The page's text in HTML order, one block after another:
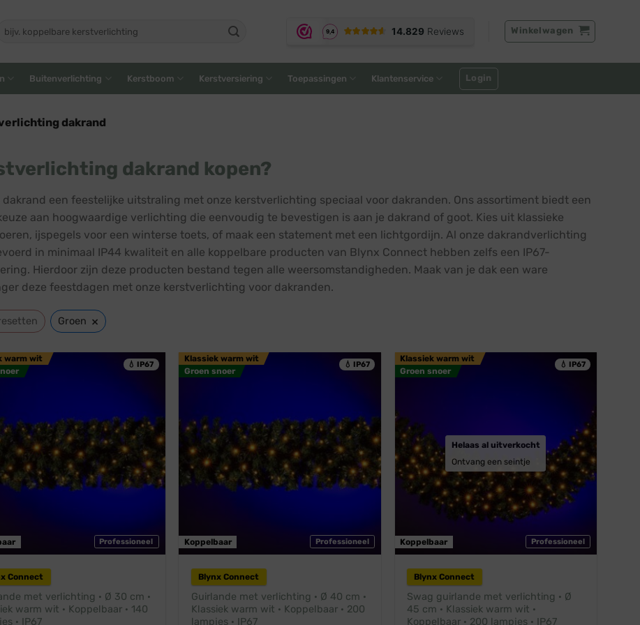
naar:
Winkelwagen
Buitenverlichting Kerstboom Kerstversiering Toepassingen Klantenservice Login
dakrand
dakrand kopen?
dakrand een feestelijke uitstraling met onze kerstverlichting speciaal voor dakranden. Ons assortiment biedt een
aan hoogwaardige verlichting die eenvoudig te bevestigen is aan je dakrand of goot. Kies uit klassieke
ijspegels voor een winterse toets, of maak een statement met een lichtgordijn. Al onze dakrandverlichting
in minimaal IP44 kwaliteit en alle koppelbare producten van Blynx Connect hebben zelfs een IP67-
Hierdoor zijn deze producten bestand tegen alle weersomstandigheden. Maak van je dak een ware
deze feestdagen met onze kerstverlichting voor dakranden.
Groen ×
💧 IP67
Professioneel
warm wit
Connect
met verlichting · Ø 30 cm ·
warm wit · Koppelbaar · 140
· IP67
💧 IP67
Professioneel
Klassiek warm wit
Groen snoer
Koppelbaar
Blynx Connect
Guirlande met verlichting · Ø 40 cm ·
Klassiek warm wit · Koppelbaar · 200
lampjes · IP67
💧 IP67
Professioneel
Klassiek warm wit
Groen snoer
Koppelbaar
Helaas al uitverkocht
Ontvang een seintje
Blynx Connect
Swag guirlande met verlichting · Ø
45 cm · Klassiek warm wit ·
Koppelbaar · 200 lampjes · IP67